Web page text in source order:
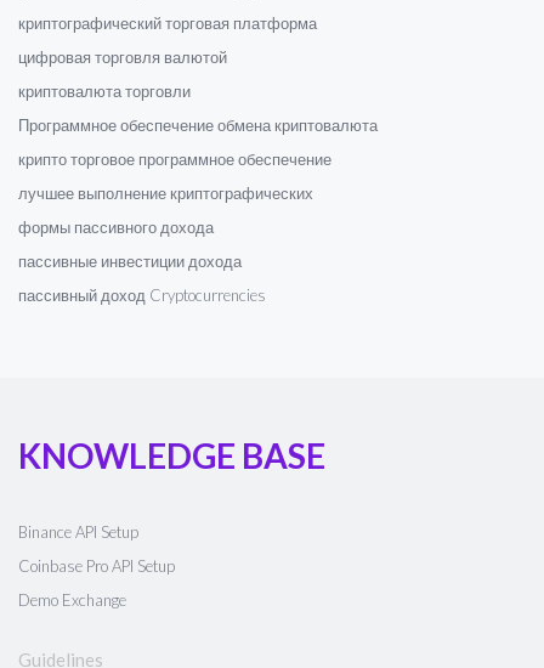
криптографический торговая платформа
цифровая торговля валютой
криптовалюта торговли
Программное обеспечение обмена криптовалюта
крипто торговое программное обеспечение
лучшее выполнение криптографических
формы пассивного дохода
пассивные инвестиции дохода
пассивный доход Cryptocurrencies
KNOWLEDGE BASE
Binance API Setup
Coinbase Pro API Setup
Demo Exchange
Guidelines